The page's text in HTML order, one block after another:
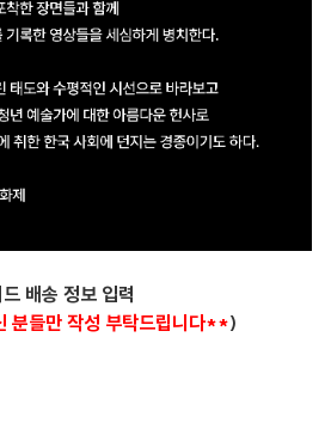
배송 정보 입력
분들만 작성 부탁드립니다**)